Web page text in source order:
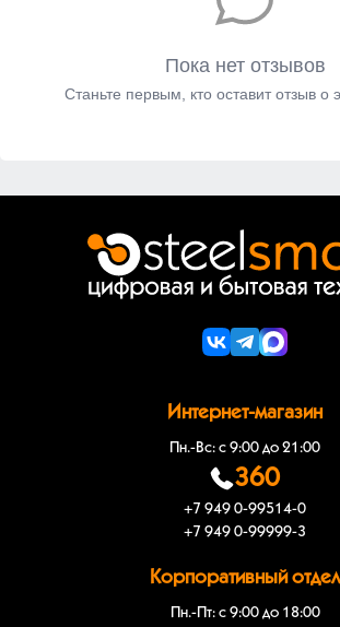
Пока нет отзывов
Станьте первым, кто оставит отзыв о
Интернет-магазин
Пн.-Вс: с 9:00 до 21:00
360
+7 949 0-99514-0
+7 949 0-99999-3
Корпоративный отдел
Пн.-Пт: с 9:00 до 18:00